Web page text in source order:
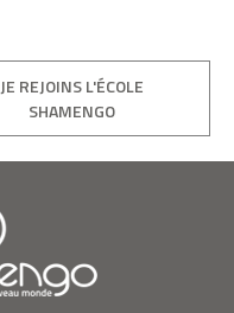
JE REJOINS L'ÉCOLE
SHAMENGO